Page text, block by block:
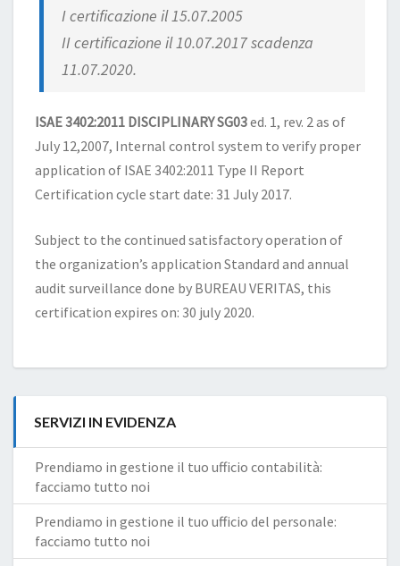
I certificazione il 15.07.2005
II certificazione il 10.07.2017 scadenza
11.07.2020.
ISAE 3402:2011 DISCIPLINARY SG03ed. 1, rev. 2 as of
July 12,2007, Internal control system to verify proper
application of ISAE 3402:2011 Type II Report
Certification cycle start date: 31 July 2017.
Subject to the continued satisfactory operation of
the organization’s application Standard and annual
audit surveillance done by BUREAU VERITAS, this
certification expires on: 30 july 2020.
SERVIZI IN EVIDENZA
Prendiamo in gestione il tuo ufficio contabilità:
facciamo tutto noi
Prendiamo in gestione il tuo ufficio del personale:
facciamo tutto noi